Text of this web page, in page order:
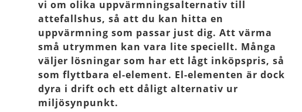
vi om olika uppvärmningsalternativ till
attefallshus, så att du kan hitta en
uppvärmning som passar just dig. Att värma
små utrymmen kan vara lite speciellt. Många
väljer lösningar som har ett lågt inköpspris, så
som flyttbara el-element. El-elementen är dock
dyra i drift och ett dåligt alternativ ur
miljösynpunkt.